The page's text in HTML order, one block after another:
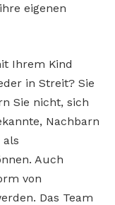
eigenen
Ihrem Kind
in Streit? Sie
Sie nicht, sich
Nachbarn
als
Auch
von
Das Team